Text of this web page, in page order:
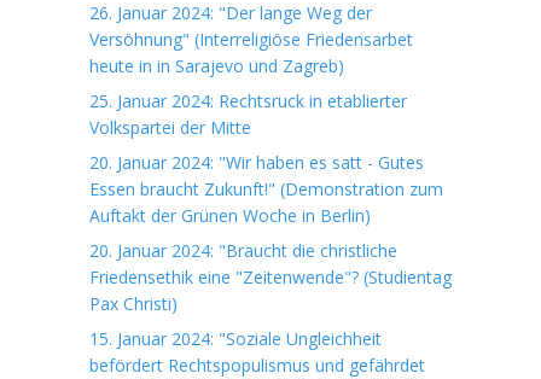
26. Januar 2024: "Der lange Weg der
Versöhnung" (Interreligiöse Friedensarbet
heute in in Sarajevo und Zagreb)
25. Januar 2024: Rechtsruck in etablierter
Volkspartei der Mitte
20. Januar 2024: "Wir haben es satt - Gutes
Essen braucht Zukunft!" (Demonstration zum
Auftakt der Grünen Woche in Berlin)
20. Januar 2024: "Braucht die christliche
Friedensethik eine "Zeitenwende"? (Studientag
Pax Christi)
15. Januar 2024: "Soziale Ungleichheit
befördert Rechtspopulismus und gefährdet